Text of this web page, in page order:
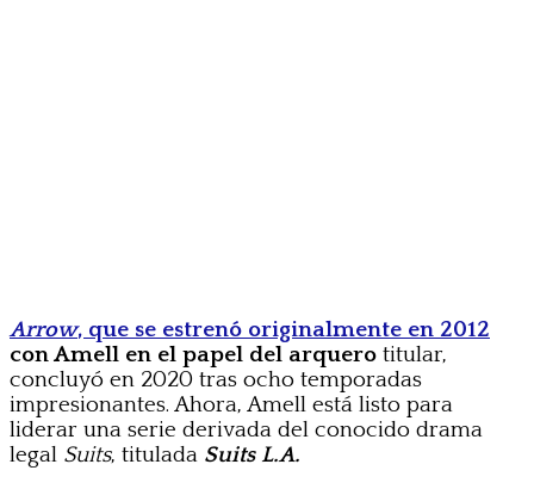
Arrow, que se estrenó originalmente en 2012
con Amell en el papel del arquero titular,
concluyó en 2020 tras ocho temporadas
impresionantes. Ahora, Amell está listo para
liderar una serie derivada del conocido drama
legal Suits, titulada Suits L.A.